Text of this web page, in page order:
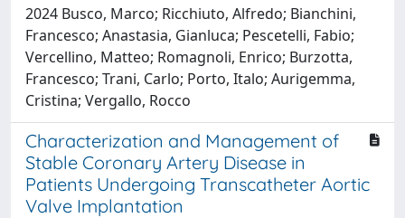
2024 Busco, Marco; Ricchiuto, Alfredo; Bianchini,
Francesco; Anastasia, Gianluca; Pescetelli, Fabio;
Vercellino, Matteo; Romagnoli, Enrico; Burzotta,
Francesco; Trani, Carlo; Porto, Italo; Aurigemma,
Cristina; Vergallo, Rocco
Characterization and Management of
Stable Coronary Artery Disease in
Patients Undergoing Transcatheter Aortic
Valve Implantation